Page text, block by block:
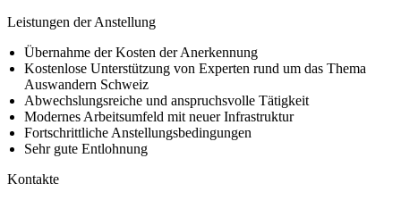
Leistungen der Anstellung
Übernahme der Kosten der Anerkennung
Kostenlose Unterstützung von Experten rund um das Thema
Auswandern Schweiz
Abwechslungsreiche und anspruchsvolle Tätigkeit
Modernes Arbeitsumfeld mit neuer Infrastruktur
Fortschrittliche Anstellungsbedingungen
Sehr gute Entlohnung
Kontakte